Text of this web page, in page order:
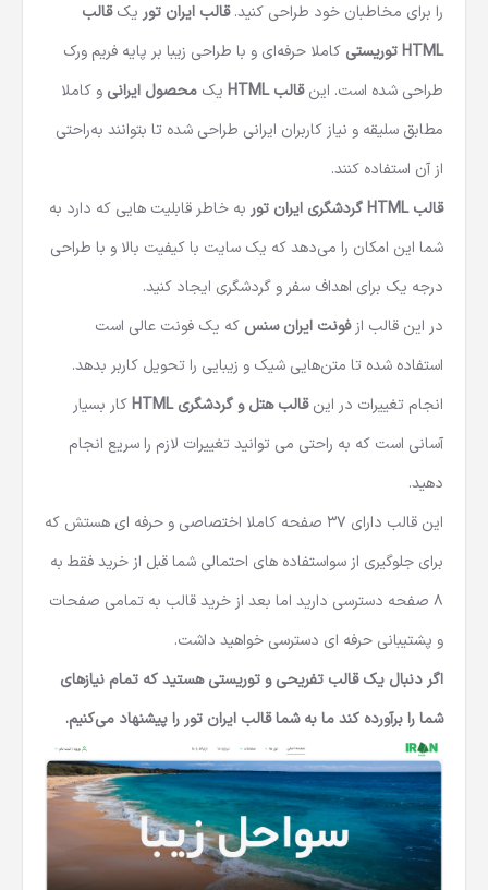
را برای مخاطبان خود طراحی کنید.قالب ایران تور یکقالب
HTML توریستی
کاملا حرفه‌ای و با طراحی زیبا بر پایه فریم ورک
طراحی شده است. اینقالب HTML یک محصول ایرانی و کاملا
مطابق سلیقه و نیاز کاربران ایرانی طراحی شده تا بتوانند به‌راحتی
از آن استفاده کنند.
قالب HTML گردشگری ایران تور
به خاطر قابلیت هایی که دارد به
شما این امکان را می‌دهد که یک سایت با کیفیت بالا و با طراحی
درجه یک برای اهداف سفر و گردشگری ایجاد کنید.
در این قالب ازفونت ایران سنس که یک فونت عالی است
استفاده شده تا متن‌هایی شیک و زیبایی را تحویل کاربر بدهد.
انجام تغییرات در اینقالب هتل و گردشگری HTML
کار بسیار
آسانی است که به راحتی می توانید تغییرات لازم را سریع انجام
دهید.
این قالب دارای 37 صفحه کاملا اختصاصی و حرفه ای هستش که
برای جلوگیری از سواستفاده های احتمالی شما قبل از خرید فقط به
8 صفحه دسترسی دارید اما بعد از خرید قالب به تمامی صفحات
و پشتیبانی حرفه ای دسترسی خواهید داشت.
اگر دنبال یک قالب تفریحی و توریستی هستید که تمام نیازهای
شما را برآورده کند ما به شما قالب ایران تور را پیشنهاد می‌کنیم.